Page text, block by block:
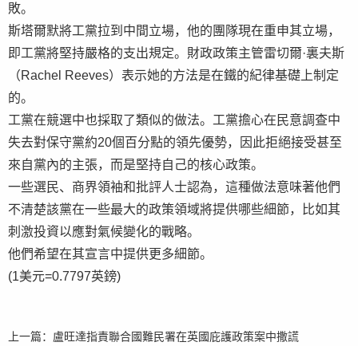
敗。
斯塔爾默將工黨拉到中間立場，他的團隊現在重申其立場，
即工黨將堅持嚴格的支出規定。財政政策主管雷切爾·裏夫斯
（Rachel Reeves）表示她的方法是在鐵的紀律基礎上制定
的。
工黨在競選中也採取了類似的做法。工黨擔心在民意調查中
失去對保守黨約20個百分點的領先優勢，因此拒絕接受甚至
來自黨內的主張，而是堅持自己的核心政策。
一些選民、商界領袖和批評人士認為，這種做法意味著他們
不清楚該黨在一些最大的政策領域將提供哪些細節，比如其
刺激投資以應對氣候變化的戰略。
他們希望在其宣言中提供更多細節。
(1美元=0.7797英鎊)
上一篇： 盧旺達指責聯合國難民署在英國庇護政策案中撒謊